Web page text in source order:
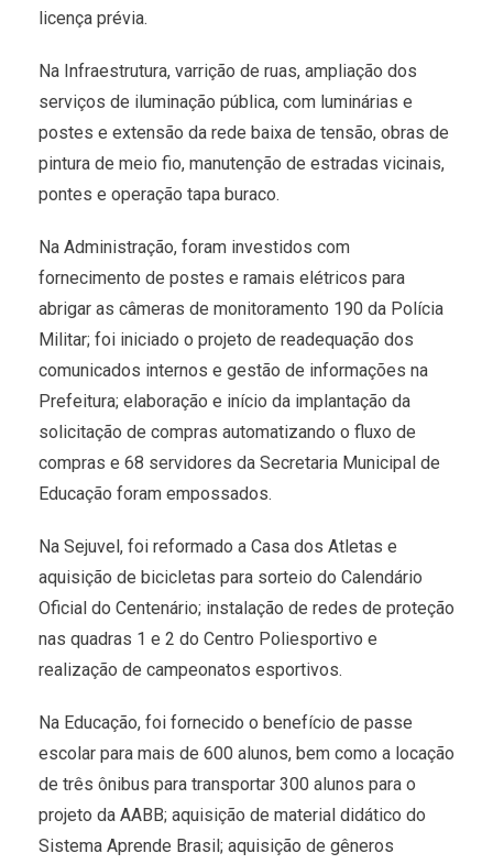
licença prévia.
Na Infraestrutura, varrição de ruas, ampliação dos
serviços de iluminação pública, com luminárias e
postes e extensão da rede baixa de tensão, obras de
pintura de meio fio, manutenção de estradas vicinais,
pontes e operação tapa buraco.
Na Administração, foram investidos com
fornecimento de postes e ramais elétricos para
abrigar as câmeras de monitoramento 190 da Polícia
Militar; foi iniciado o projeto de readequação dos
comunicados internos e gestão de informações na
Prefeitura; elaboração e início da implantação da
solicitação de compras automatizando o fluxo de
compras e 68 servidores da Secretaria Municipal de
Educação foram empossados.
Na Sejuvel, foi reformado a Casa dos Atletas e
aquisição de bicicletas para sorteio do Calendário
Oficial do Centenário; instalação de redes de proteção
nas quadras 1 e 2 do Centro Poliesportivo e
realização de campeonatos esportivos.
Na Educação, foi fornecido o benefício de passe
escolar para mais de 600 alunos, bem como a locação
de três ônibus para transportar 300 alunos para o
projeto da AABB; aquisição de material didático do
Sistema Aprende Brasil; aquisição de gêneros